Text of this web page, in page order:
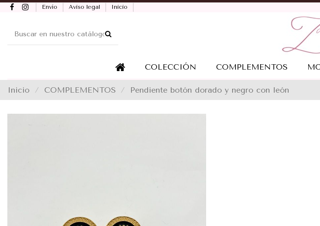
Envío Aviso legal Inicio
COLECCIÓN COMPLEMENTOS
Inicio COMPLEMENTOS Pendiente botón dorado y negro con león